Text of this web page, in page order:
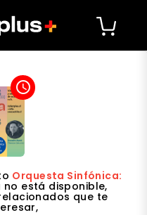
access_time
Orquesta Sinfónica:
no está disponible,
que te